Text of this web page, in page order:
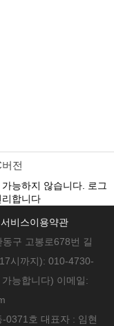
전
능하지 않습니다. 로그
합니다
서비스이용약관
구 고봉로678번 길
시까지): 010-4730-
능합니다) 이메일:
0371호 대표자 : 임현